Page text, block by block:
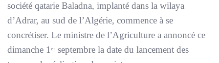
société qatarie Baladna, implanté dans la wilaya
d’Adrar, au sud de l’Algérie, commence à se
concrétiser. Le ministre de l’Agriculture a annoncé ce
dimanche 1ᵉʳ septembre la date du lancement des